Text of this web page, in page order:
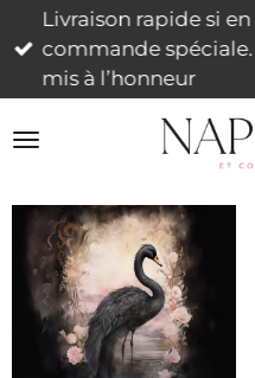
Passer
au
contenu
Livraison rapide si
commande spéciale.
mis à l’honneur